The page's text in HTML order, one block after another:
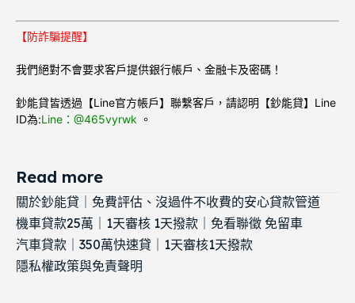
【防詐騙提醒】
我們絕對不會要求客戶提供銀行帳戶、金融卡及密碼！
鈔能貸皆透過【Line官方帳戶】聯繫客戶，請認明【鈔能貸】Line
ID為:Line：@465vyrwk 。
Read more
關於鈔能貸｜免費評估、沒過件不收費的安心貸款管道
機車貸款25萬｜1天審核 1天撥款｜免看聯徵 免留車
汽車貸款｜350萬快速貸｜1天審核1天撥款
隱私權政策與免責聲明